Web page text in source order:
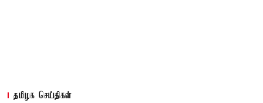
தமிழக செய்திகள்